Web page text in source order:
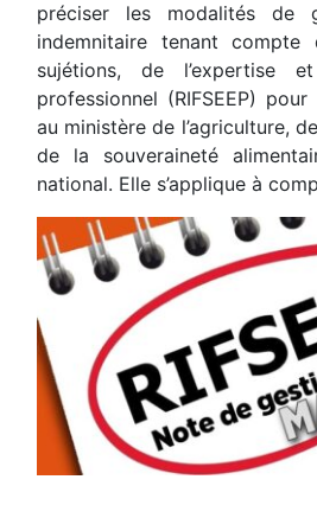
préciser les modalités de
indemnitaire tenant compte
sujétions, de l’expertise
professionnel (RIFSEEP)
au ministère de l’agriculture,
de la souveraineté
national. Elle s’applique à